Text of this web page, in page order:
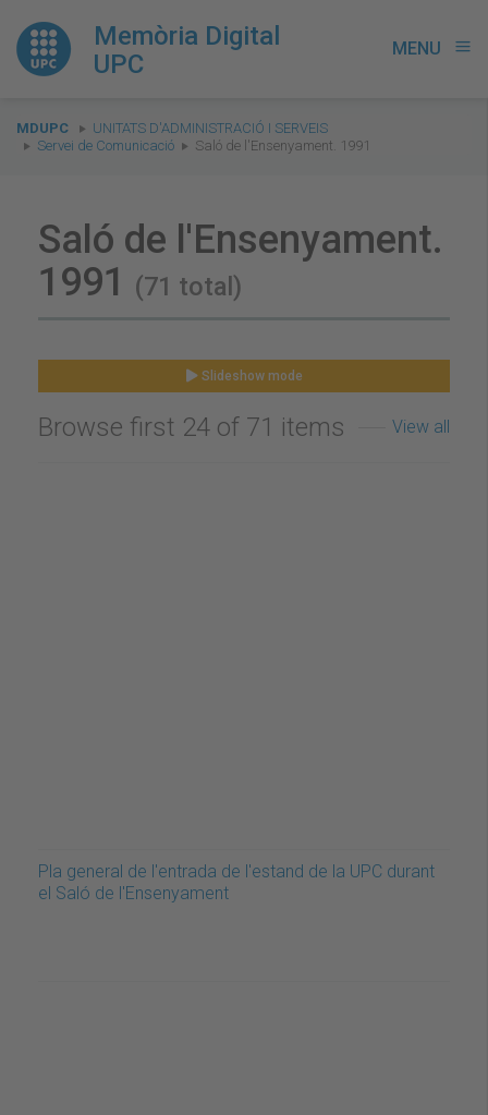
Memòria Digital
UPC
MENU menu
You
are
MDUPC
UNITATS D'ADMINISTRACIÓ I SERVEIS
Servei de Comunicació
Saló de l'Ensenyament. 1991
Saló de l'Ensenyament.
1991
(71 total)
Slideshow mode
Browse first 24 of 71 items View all
Pla general de l'entrada de l'estand de la UPC durant
el Saló de l'Ensenyament